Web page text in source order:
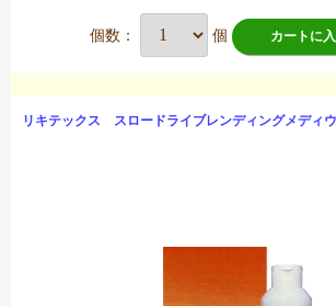
個数： 個 カートに
リキテックス スロードライブレンディングメディ